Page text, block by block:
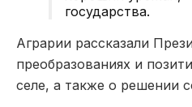
государства.
Аграрии рассказали
преобразованиях и
селе, а также о решении